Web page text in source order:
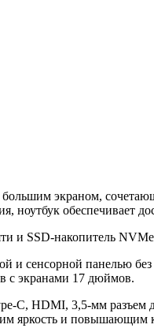
экраном,
ноутбук
и SSD-накопитель
и сенсорной панелью
с экранами 17 дюймов.
HDMI, 3,5-мм разъем
яркость и повышающим